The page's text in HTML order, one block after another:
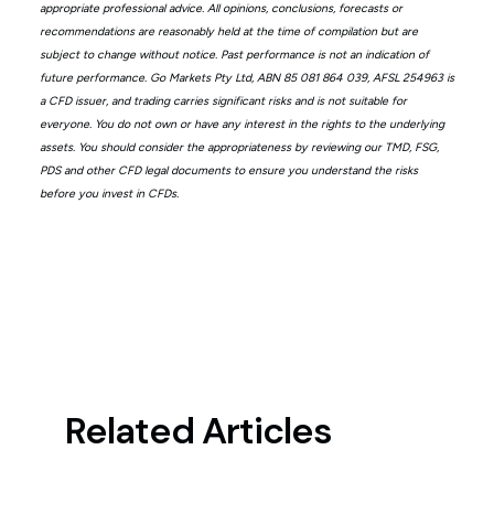
appropriate professional advice. All opinions, conclusions, forecasts or
recommendations are reasonably held at the time of compilation but are
subject to change without notice. Past performance is not an indication of
future performance. Go Markets Pty Ltd, ABN 85 081 864 039, AFSL 254963 is
a CFD issuer, and trading carries significant risks and is not suitable for
everyone. You do not own or have any interest in the rights to the underlying
assets. You should consider the appropriateness by reviewing our TMD, FSG,
PDS and other CFD legal documents to ensure you understand the risks
before you invest in CFDs.
Related Articles